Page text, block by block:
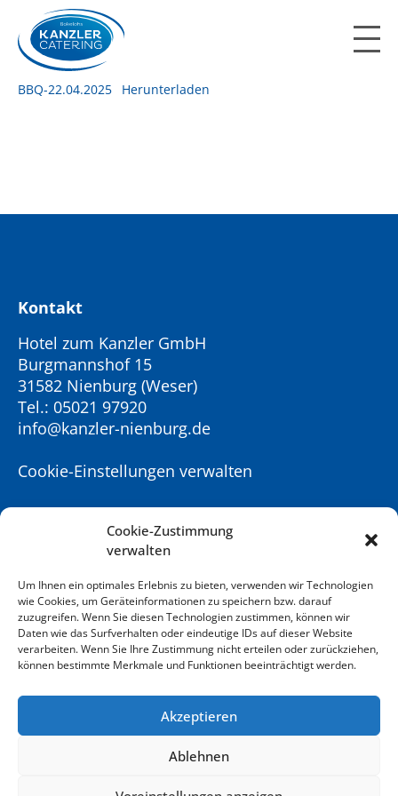
Cookie-Zustimmung
verwalten
Um Ihnen ein optimales Erlebnis zu bieten, verwenden wir Technologien
wie Cookies, um Geräteinformationen zu speichern bzw. darauf
zuzugreifen. Wenn Sie diesen Technologien zustimmen, können wir
Daten wie das Surfverhalten oder eindeutige IDs auf dieser Website
verarbeiten. Wenn Sie Ihre Zustimmung nicht erteilen oder zurückziehen,
können bestimmte Merkmale und Funktionen beeinträchtigt werden.
Akzeptieren
Ablehnen
content
BBQ-22.04.2025 Herunterladen
Kontakt
Hotel zum Kanzler GmbH
Burgmannshof 15
31582 Nienburg (Weser)
Tel.: 05021 97920
info@kanzler-nienburg.de
Cookie-Einstellungen verwalten
IMPRESSUM
DATENSCHUTZ
⟶ KANZLER HOTEL
⟶ KANZLER GENUSSWIRTSCHAFT